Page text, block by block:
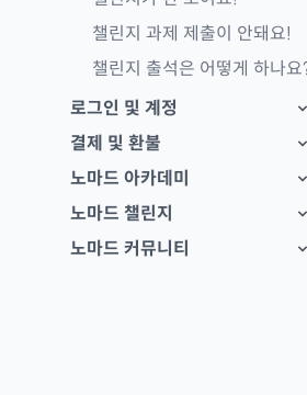
챌린지 과제 제출이 안돼요!
챌린지 출석은 어떻게 하나요
로그인 및 계정
결제 및 환불
노마드 아카데미
노마드 챌린지
노마드 커뮤니티